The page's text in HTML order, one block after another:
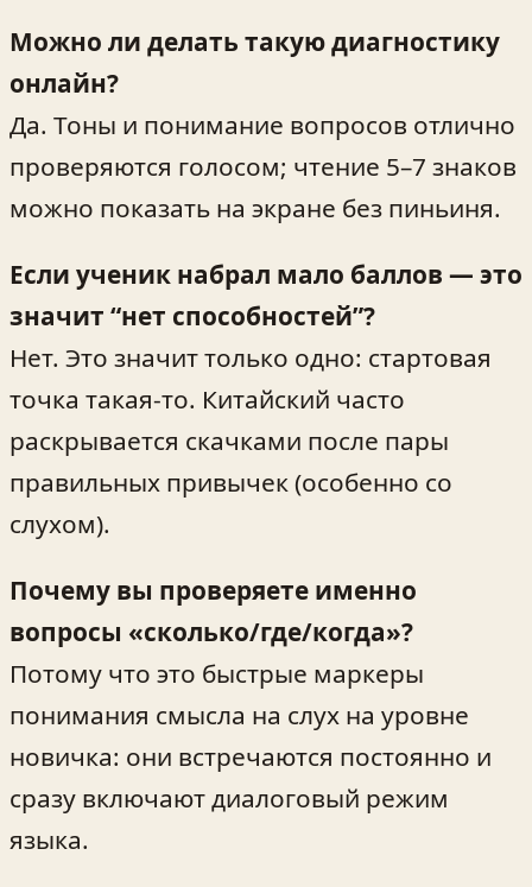
Можно ли делать такую диагностику
онлайн?
Да. Тоны и понимание вопросов отлично
проверяются голосом; чтение 5–7 знаков
можно показать на экране без пиньиня.
Если ученик набрал мало баллов — это
значит “нет способностей”?
Нет. Это значит только одно: стартовая
точка такая-то. Китайский часто
раскрывается скачками после пары
правильных привычек (особенно со
слухом).
Почему вы проверяете именно
вопросы «сколько/где/когда»?
Потому что это быстрые маркеры
понимания смысла на слух на уровне
новичка: они встречаются постоянно и
сразу включают диалоговый режим
языка.